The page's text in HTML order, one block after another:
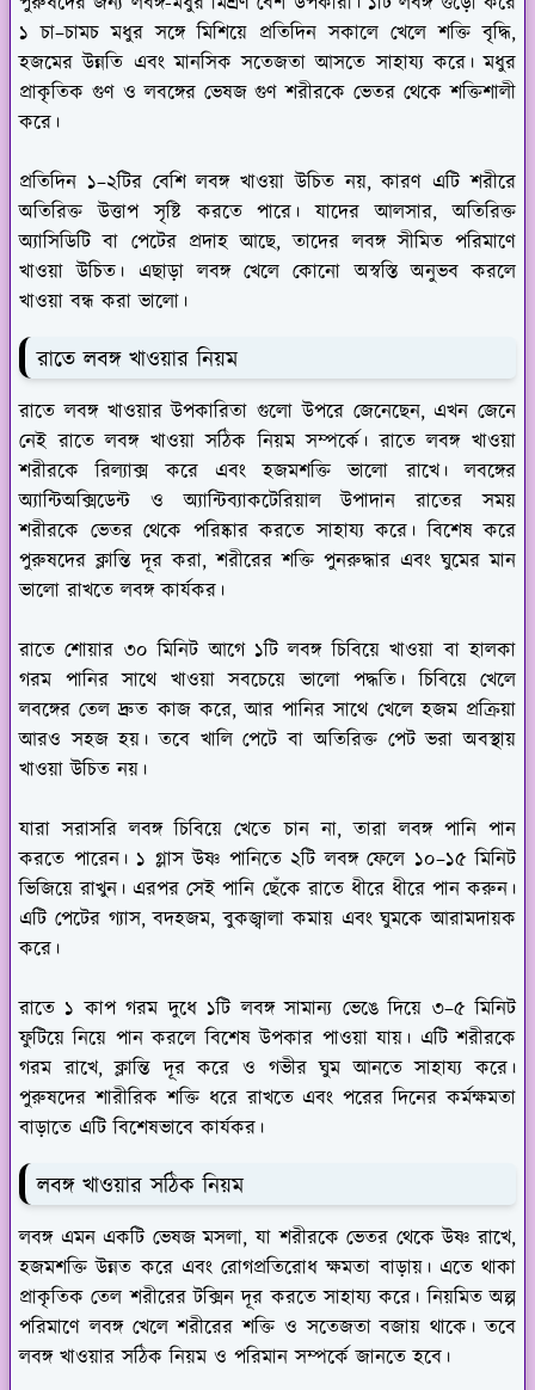
১ চা–চামচ মধুর সঙ্গে মিশিয়ে প্রতিদিন সকালে খেলে শক্তি বৃদ্ধি,
হজমের উন্নতি এবং মানসিক সতেজতা আসতে সাহায্য করে। মধুর
প্রাকৃতিক গুণ ও লবঙ্গের ভেষজ গুণ শরীরকে ভেতর থেকে শক্তিশালী
করে।
প্রতিদিন ১–২টির বেশি লবঙ্গ খাওয়া উচিত নয়, কারণ এটি শরীরে
অতিরিক্ত উত্তাপ সৃষ্টি করতে পারে। যাদের আলসার, অতিরিক্ত
অ্যাসিডিটি বা পেটের প্রদাহ আছে, তাদের লবঙ্গ সীমিত পরিমাণে
খাওয়া উচিত। এছাড়া লবঙ্গ খেলে কোনো অস্বস্তি অনুভব করলে
খাওয়া বন্ধ করা ভালো।
রাতে লবঙ্গ খাওয়ার নিয়ম
রাতে লবঙ্গ খাওয়ার উপকারিতা গুলো উপরে জেনেছেন, এখন জেনে
নেই রাতে লবঙ্গ খাওয়া সঠিক নিয়ম সম্পর্কে। রাতে লবঙ্গ খাওয়া
শরীরকে রিল্যাক্স করে এবং হজমশক্তি ভালো রাখে। লবঙ্গের
অ্যান্টিঅক্সিডেন্ট ও অ্যান্টিব্যাকটেরিয়াল উপাদান রাতের সময়
শরীরকে ভেতর থেকে পরিষ্কার করতে সাহায্য করে। বিশেষ করে
পুরুষদের ক্লান্তি দূর করা, শরীরের শক্তি পুনরুদ্ধার এবং ঘুমের মান
ভালো রাখতে লবঙ্গ কার্যকর।
রাতে শোয়ার ৩০ মিনিট আগে ১টি লবঙ্গ চিবিয়ে খাওয়া বা হালকা
গরম পানির সাথে খাওয়া সবচেয়ে ভালো পদ্ধতি। চিবিয়ে খেলে
লবঙ্গের তেল দ্রুত কাজ করে, আর পানির সাথে খেলে হজম প্রক্রিয়া
আরও সহজ হয়। তবে খালি পেটে বা অতিরিক্ত পেট ভরা অবস্থায়
খাওয়া উচিত নয়।
যারা সরাসরি লবঙ্গ চিবিয়ে খেতে চান না, তারা লবঙ্গ পানি পান
করতে পারেন। ১ গ্লাস উষ্ণ পানিতে ২টি লবঙ্গ ফেলে ১০–১৫ মিনিট
ভিজিয়ে রাখুন। এরপর সেই পানি ছেঁকে রাতে ধীরে ধীরে পান করুন।
এটি পেটের গ্যাস, বদহজম, বুকজ্বালা কমায় এবং ঘুমকে আরামদায়ক
করে।
রাতে ১ কাপ গরম দুধে ১টি লবঙ্গ সামান্য ভেঙে দিয়ে ৩–৫ মিনিট
ফুটিয়ে নিয়ে পান করলে বিশেষ উপকার পাওয়া যায়। এটি শরীরকে
গরম রাখে, ক্লান্তি দূর করে ও গভীর ঘুম আনতে সাহায্য করে।
পুরুষদের শারীরিক শক্তি ধরে রাখতে এবং পরের দিনের কর্মক্ষমতা
বাড়াতে এটি বিশেষভাবে কার্যকর।
লবঙ্গ খাওয়ার সঠিক নিয়ম
লবঙ্গ এমন একটি ভেষজ মসলা, যা শরীরকে ভেতর থেকে উষ্ণ রাখে,
হজমশক্তি উন্নত করে এবং রোগপ্রতিরোধ ক্ষমতা বাড়ায়। এতে থাকা
প্রাকৃতিক তেল শরীরের টক্সিন দূর করতে সাহায্য করে। নিয়মিত অল্প
পরিমাণে লবঙ্গ খেলে শরীরের শক্তি ও সতেজতা বজায় থাকে। তবে
লবঙ্গ খাওয়ার সঠিক নিয়ম ও পরিমান সম্পর্কে জানতে হবে।